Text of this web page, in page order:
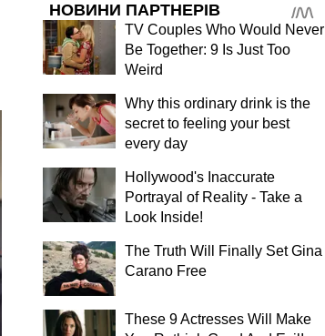
НОВИНИ ПАРТНЕРІВ
TV Couples Who Would Never
Be Together: 9 Is Just Too
Weird
Why this ordinary drink is the
secret to feeling your best
every day
Hollywood's Inaccurate
Portrayal of Reality - Take a
Look Inside!
The Truth Will Finally Set Gina
Carano Free
These 9 Actresses Will Make